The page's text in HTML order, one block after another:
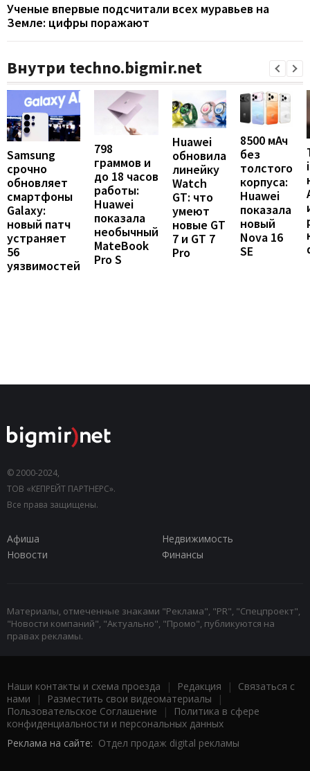
Ученые впервые подсчитали всех муравьев на
Земле: цифры поражают
Внутри techno.bigmir.net
Samsung
срочно
обновляет
смартфоны
Galaxy:
новый патч
устраняет
56
уязвимостей
798
граммов и
до 18 часов
работы:
Huawei
показала
необычный
MateBook
Pro S
Huawei
обновила
линейку
Watch
GT: что
умеют
новые GT
7 и GT 7
Pro
8500 мАч
без
толстого
корпуса:
Huawei
показала
новый
Nova 16
SE
© 2000-2024,
ТОВ «КЕПРЕЙТ ПАРТНЕРС».
Все права защищены.
Афиша
Недвижимость
Новости
Финансы
Материалы, отмеченные знаками "Реклама", "PR", "Спецпроект",
"Новости компаний", "Актуально", "Промо", публикуются на
правах рекламы.
Наши контакты и схема проезда | Редакция | Связаться с
нами | Разместить свои видеоматериалы |
Пользовательское Соглашение |
Политика в сфере
конфиденциальности и персональных данных
Реклама на сайте: Отдел продаж digital рекламы